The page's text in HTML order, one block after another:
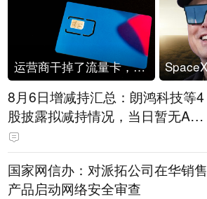
运营商干掉了流量卡，他们真的玩不起了
8月6日增减持汇总：朗鸿科技等4
股披露拟减持情况，当日暂无A股
公司披露拟增持情况（表）
国家网信办：对派拓公司在华销售
产品启动网络安全审查